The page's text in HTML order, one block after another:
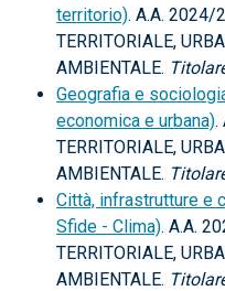
territorio). A.A. 2024/
TERRITORIALE,
AMBIENTALE.
Geografia e
economica e urbana).
TERRITORIALE,
AMBIENTALE.
Città, infrastrutture e
Sfide - Clima). A.A.
TERRITORIALE,
AMBIENTALE.